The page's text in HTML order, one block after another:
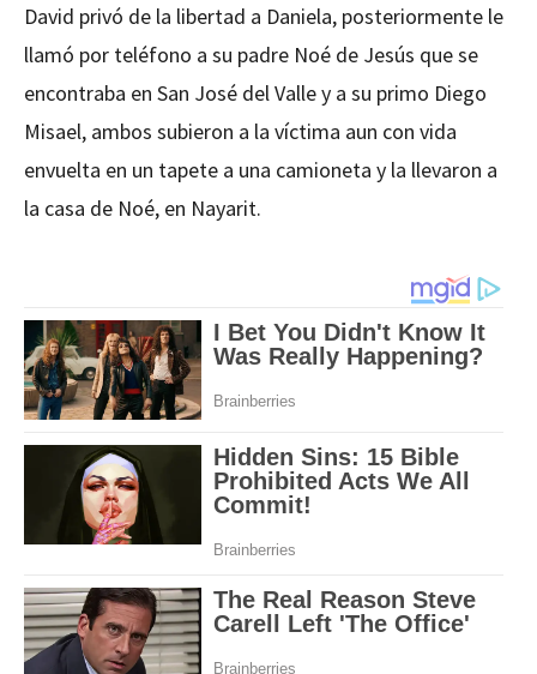
David privó de la libertad a Daniela, posteriormente le
llamó por teléfono a su padre Noé de Jesús que se
encontraba en San José del Valle y a su primo Diego
Misael, ambos subieron a la víctima aun con vida
envuelta en un tapete a una camioneta y la llevaron a
la casa de Noé, en Nayarit.